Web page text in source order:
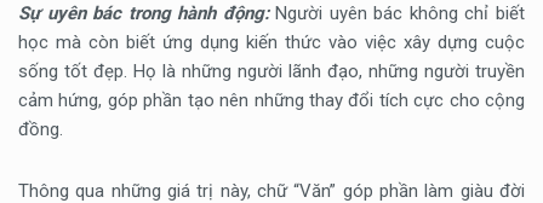
Sự uyên bác trong hành động:Người uyên bác không chỉ biết
học mà còn biết ứng dụng kiến thức vào việc xây dựng cuộc
sống tốt đẹp. Họ là những người lãnh đạo, những người truyền
cảm hứng, góp phần tạo nên những thay đổi tích cực cho cộng
đồng.
Thông qua những giá trị này, chữ “Văn” góp phần làm giàu đời